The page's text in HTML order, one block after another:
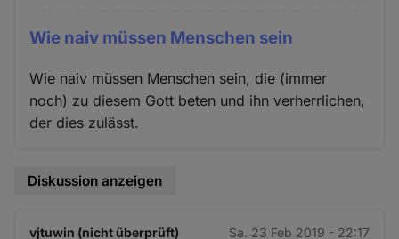
Wie naiv müssen Menschen sein
Wie naiv müssen Menschen sein, die (immer
noch) zu diesem Gott beten und ihn verherrlichen,
der dies zulässt.
Diskussion anzeigen
vjtuwin (nicht überprüft) Sa. 23 Feb 2019 - 22:17